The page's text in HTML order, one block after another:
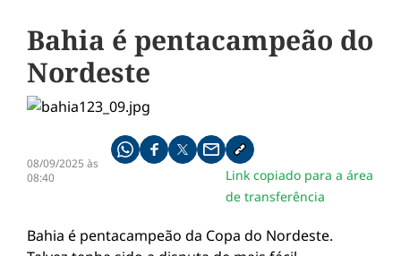
Bahia é pentacampeão do
Nordeste
08/09/2025 às
08:40
Compartilhe pelo whatsapp
Compartilhar no facebook
Compartilhar no twitter
Compartilhe pelo email
Copiar link da notícia
Link copiado para a área
de transferência
Bahia é pentacampeão da Copa do Nordeste.